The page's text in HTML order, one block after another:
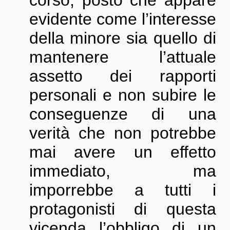
evidente come l’interesse
della minore sia quello di
mantenere l’attuale
assetto dei rapporti
personali e non subire le
conseguenze di una
verità che non potrebbe
mai avere un effetto
immediato, ma
imporrebbe a tutti i
protagonisti di questa